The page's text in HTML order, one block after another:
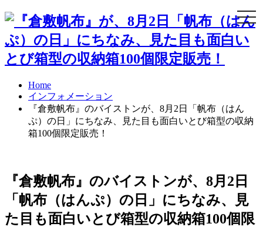
Home
インフォメーション
『倉敷帆布』のバイストンが、8月2日「帆布（はん
ぷ）の日」にちなみ、見た目も面白いとび箱型の収納
箱100個限定販売！
『倉敷帆布』のバイストンが、8月2日
「帆布（はんぷ）の日」にちなみ、見
た目も面白いとび箱型の収納箱100個限